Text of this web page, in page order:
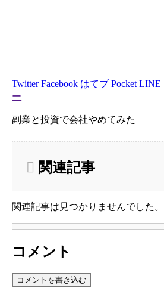
Twitter Facebook はてブ Pocket LINE
ー
副業と投資で会社やめてみた
関連記事
関連記事は見つかりませんでした。
コメント
コメントを書き込む